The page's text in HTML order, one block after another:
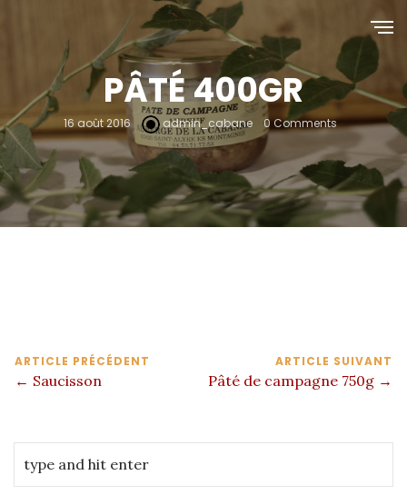
PÂTÉ 400GR
16 août 2016 admin_cabane 0 Comments
ARTICLE PRÉCÉDENT
← Saucisson
ARTICLE SUIVANT
Pâté de campagne 750g →